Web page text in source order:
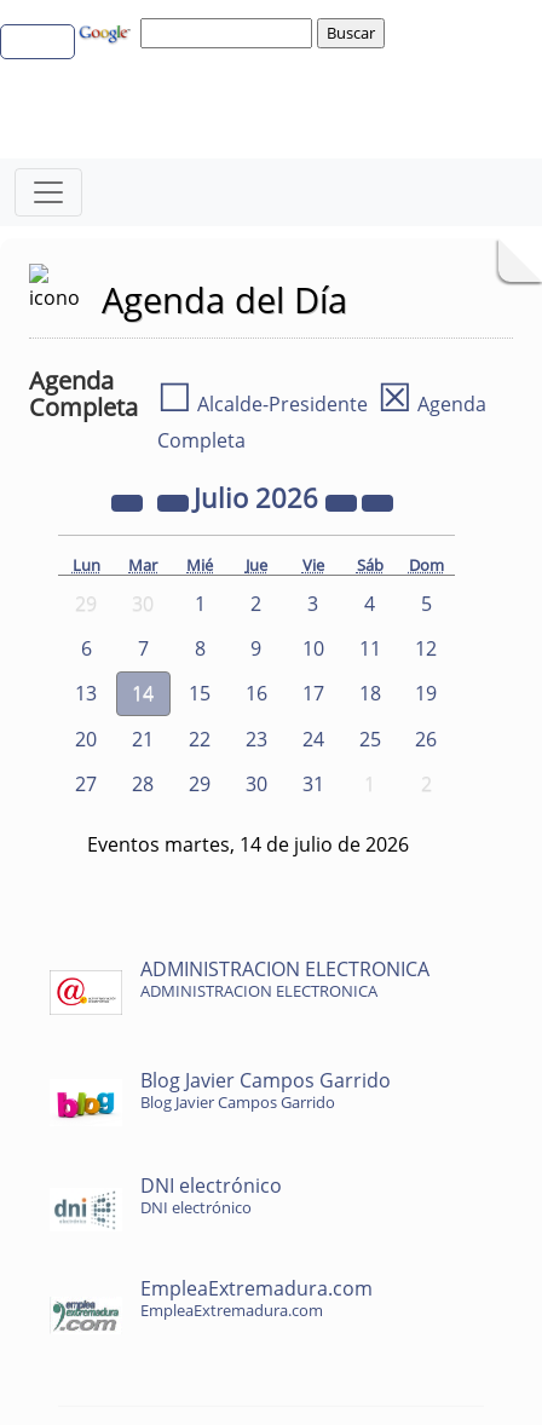
Agenda del Día
Agenda
Completa
☐ Alcalde-Presidente ☒ Agenda
Completa
Julio 2026
Lun Mar Mié Jue Vie Sáb Dom
29 30 1 2 3 4
5
6
7 8 9 10 11
12
13
14 15 16 17 18
19
20
21 22 23 24 25
26
27
28 29 30 31 1 2
Eventos martes, 14 de julio de 2026
ADMINISTRACION ELECTRONICA
ADMINISTRACION ELECTRONICA
Blog Javier Campos Garrido
Blog Javier Campos Garrido
DNI electrónico
DNI electrónico
EmpleaExtremadura.com
EmpleaExtremadura.com